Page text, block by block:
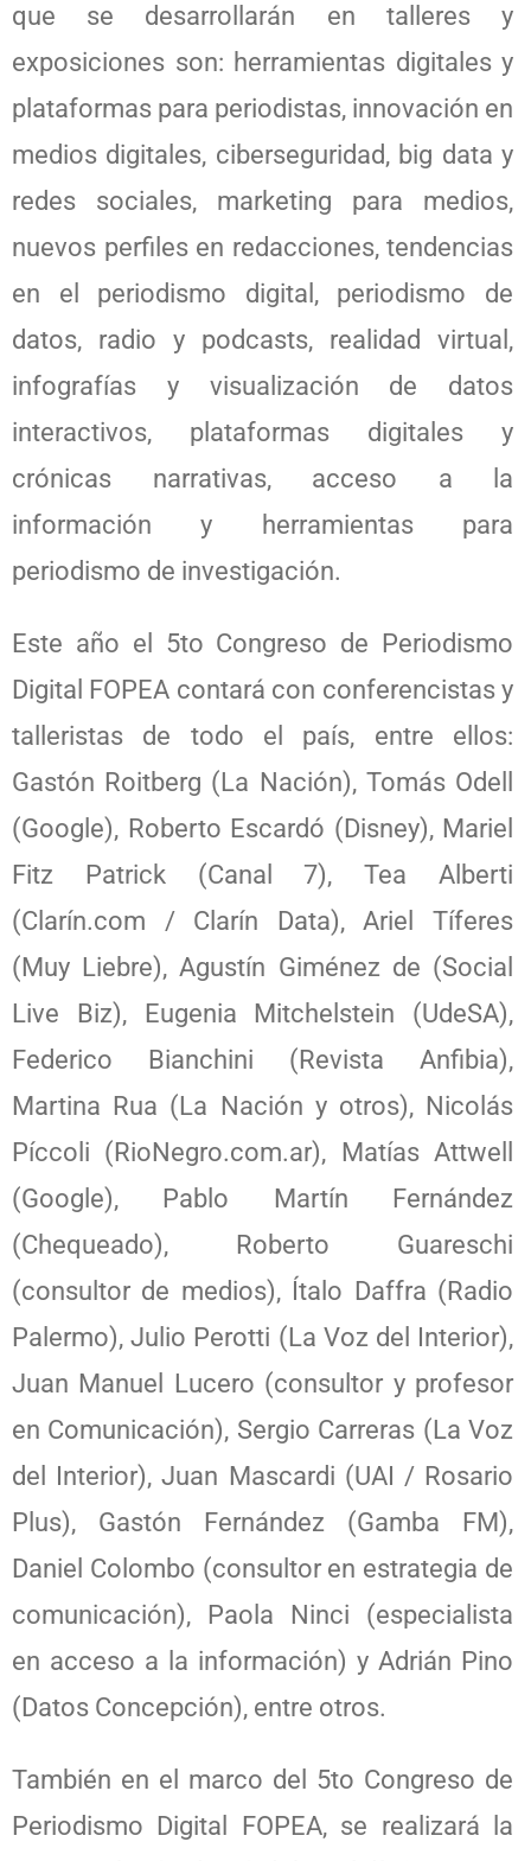
que se desarrollarán en talleres y
exposiciones son: herramientas digitales y
plataformas para periodistas, innovación en
medios digitales, ciberseguridad, big data y
redes sociales, marketing para medios,
nuevos perfiles en redacciones, tendencias
en el periodismo digital, periodismo de
datos, radio y podcasts, realidad virtual,
infografías y visualización de datos
interactivos, plataformas digitales y
crónicas narrativas, acceso a la
información y herramientas para
periodismo de investigación.
Este año el 5to Congreso de Periodismo
Digital FOPEA contará con conferencistas y
talleristas de todo el país, entre ellos:
Gastón Roitberg (La Nación), Tomás Odell
(Google), Roberto Escardó (Disney), Mariel
Fitz Patrick (Canal 7), Tea Alberti
(Clarín.com / Clarín Data), Ariel Tíferes
(Muy Liebre), Agustín Giménez de (Social
Live Biz), Eugenia Mitchelstein (UdeSA),
Federico Bianchini (Revista Anfibia),
Martina Rua (La Nación y otros), Nicolás
Píccoli (RioNegro.com.ar), Matías Attwell
(Google), Pablo Martín Fernández
(Chequeado), Roberto Guareschi
(consultor de medios), Ítalo Daffra (Radio
Palermo), Julio Perotti (La Voz del Interior),
Juan Manuel Lucero (consultor y profesor
en Comunicación), Sergio Carreras (La Voz
del Interior), Juan Mascardi (UAI / Rosario
Plus), Gastón Fernández (Gamba FM),
Daniel Colombo (consultor en estrategia de
comunicación), Paola Ninci (especialista
en acceso a la información) y Adrián Pino
(Datos Concepción), entre otros.
También en el marco del 5to Congreso de
Periodismo Digital FOPEA, se realizará la